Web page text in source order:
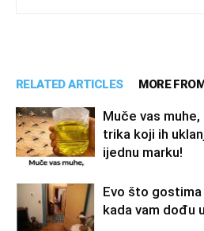
RELATED ARTICLES MORE
Muče vas
trika koji ih
ijednu marku!
Evo što gostima
kada vam dođu